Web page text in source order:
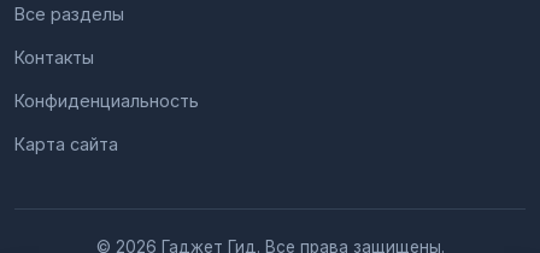
Все разделы
Контакты
Конфиденциальность
Карта сайта
© 2026 Гаджет Гид. Все права защищены.